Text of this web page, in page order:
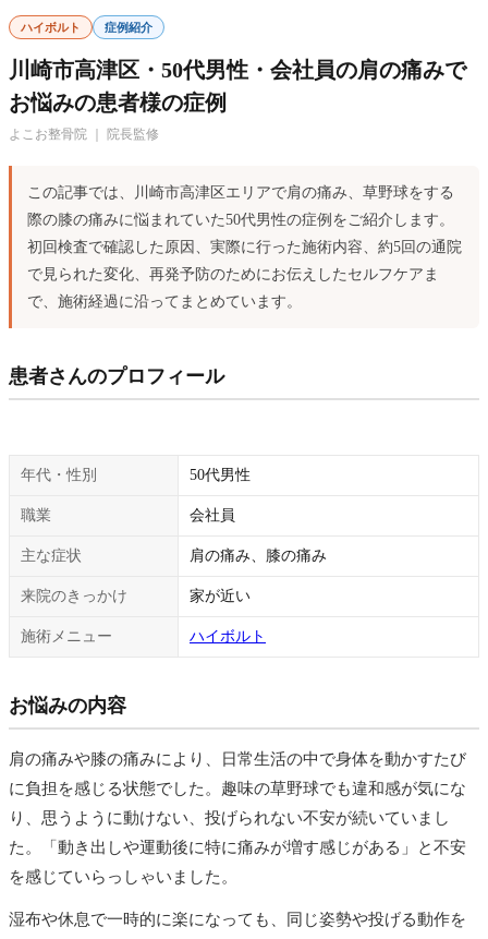
ハイボルト 症例紹介
川崎市高津区・50代男性・会社員の肩の痛みで
お悩みの患者様の症例
よこお整骨院 ｜ 院長監修
この記事では、川崎市高津区エリアで肩の痛み、草野球をする
際の膝の痛みに悩まれていた50代男性の症例をご紹介します。
初回検査で確認した原因、実際に行った施術内容、約5回の通院
で見られた変化、再発予防のためにお伝えしたセルフケアま
で、施術経過に沿ってまとめています。
患者さんのプロフィール
年代・性別 50代男性
職業 会社員
主な症状 肩の痛み、膝の痛み
来院のきっかけ 家が近い
施術メニュー ハイボルト
お悩みの内容
肩の痛みや膝の痛みにより、日常生活の中で身体を動かすたび
に負担を感じる状態でした。趣味の草野球でも違和感が気にな
り、思うように動けない、投げられない不安が続いていまし
た。「動き出しや運動後に特に痛みが増す感じがある」と不安
を感じていらっしゃいました。
湿布や休息で一時的に楽になっても、同じ姿勢や投げる動作を